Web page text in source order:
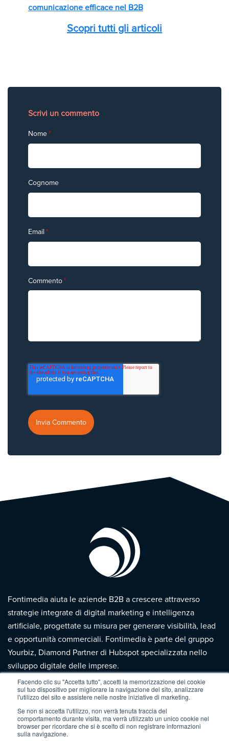
Facendo clic su "Accetta tutto", accetti la memorizzazione dei cookie
sul tuo dispositivo per migliorare la navigazione del sito, analizzare
l'utilizzo del sito e assistere nelle nostre iniziative di marketing.
Se non si accetta l'utilizzo, non verrà tenuta traccia del
comportamento durante visita, ma verrà utilizzato un unico cookie nel
browser per ricordare che si è scelto di non registrare informazioni
sulla navigazione.
comunicazione efficace nel B2B
Scopri tutti gli articoli
Scrivi un commento
Nome*
Cognome
Email *
Commento*
Fontimedia aiuta le aziende B2B a crescere attraverso
strategie integrate di digital marketing e intelligenza
artificiale, progettate su misura per generare visibilità, lead
e opportunità commerciali. Fontimedia è parte del gruppo
Yourbiz, Diamond Partner di Hubspot specializzata nello
sviluppo digitale delle imprese.
Fontimedia srl
Via Gandhi, 42
24048 Treviolo (BG)